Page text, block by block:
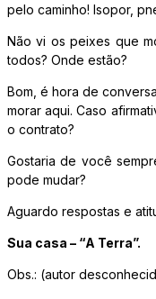
pelo caminho! Isopor,
Não vi os peixes que
todos? Onde estão?
Bom, é hora de
morar aqui. Caso
o contrato?
Gostaria de você
pode mudar?
Aguardo respostas e
Sua casa – “A Terra”.
Obs.: (autor